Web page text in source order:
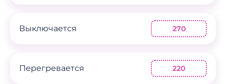
Выключается 270
Перегревается 220